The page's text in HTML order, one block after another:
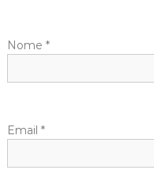
Nome *
Email *